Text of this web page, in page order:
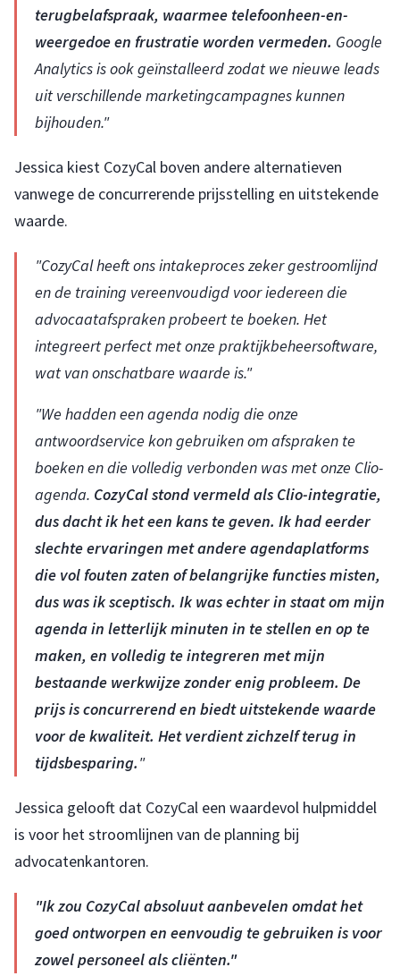
terugbelafspraak, waarmee telefoonheen-en-
weergedoe en frustratie worden vermeden. Google
Analytics is ook geïnstalleerd zodat we nieuwe leads
uit verschillende marketingcampagnes kunnen
bijhouden."
Jessica kiest CozyCal boven andere alternatieven
vanwege de concurrerende prijsstelling en uitstekende
waarde.
"CozyCal heeft ons intakeproces zeker gestroomlijnd
en de training vereenvoudigd voor iedereen die
advocaatafspraken probeert te boeken. Het
integreert perfect met onze praktijkbeheersoftware,
wat van onschatbare waarde is."
"We hadden een agenda nodig die onze
antwoordservice kon gebruiken om afspraken te
boeken en die volledig verbonden was met onze Clio-
agenda. CozyCal stond vermeld als Clio-integratie,
dus dacht ik het een kans te geven. Ik had eerder
slechte ervaringen met andere agendaplatforms
die vol fouten zaten of belangrijke functies misten,
dus was ik sceptisch. Ik was echter in staat om mijn
agenda in letterlijk minuten in te stellen en op te
maken, en volledig te integreren met mijn
bestaande werkwijze zonder enig probleem. De
prijs is concurrerend en biedt uitstekende waarde
voor de kwaliteit. Het verdient zichzelf terug in
tijdsbesparing."
Jessica gelooft dat CozyCal een waardevol hulpmiddel
is voor het stroomlijnen van de planning bij
advocatenkantoren.
"Ik zou CozyCal absoluut aanbevelen omdat het
goed ontworpen en eenvoudig te gebruiken is voor
zowel personeel als cliënten."